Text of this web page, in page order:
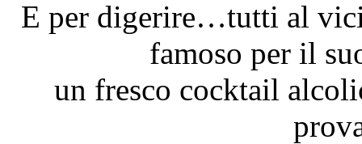
E per digerire…tutti al
famoso per il
un fresco cocktail